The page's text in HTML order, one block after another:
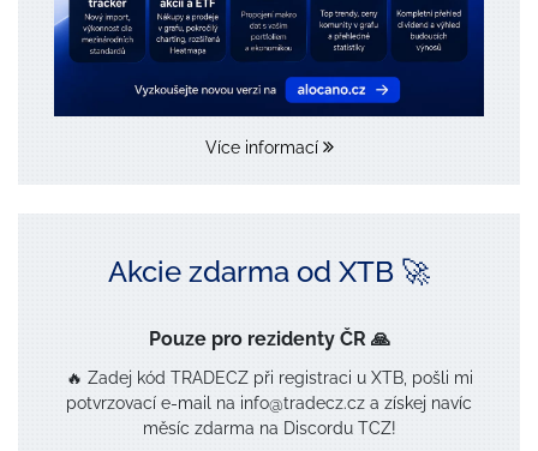
Více informací
Akcie zdarma od XTB 🚀
Pouze pro rezidenty ČR 🙏
🔥 Zadej kód TRADECZ při registraci u XTB, pošli mi
potvrzovací e-mail na info@tradecz.cz a získej navíc
měsíc zdarma na Discordu TCZ!